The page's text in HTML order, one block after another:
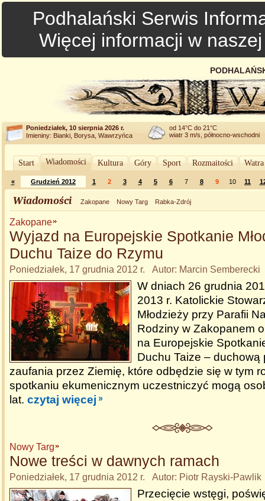
Podhalański Serwis
Więcej informacji w
Poniedziałek, 10 sierpnia 2026 r.
Imieniny: Bianki, Borysa, Wawrzyńca
od 14°C do 21°C
wiatr 3 m/s, północno-wschodni
Start Wiadomości Kultura Góry Sport Rozmaitości
« Grudzień 2012 1 2 3 4 5 6 7 8 9 10 11
Wiadomości Zakopane Nowy Targ Rabka-Zdrój
Zakopane
Wyjazd na Europejskie Spotkanie
Duchu Taize do Rzymu
Poniedziałek, 17 grudnia 2012 r. Autor: Marcin Semberecki
W dniach 26 grudnia
2013 r. Katolickie
Młodzieży przy Parafii
Rodziny w Zakopanem
na Europejskie
Duchu Taize – duchową
zaufania przez Ziemię, które odbędzie się w tym
spotkaniu ekumenicznym uczestniczyć mogą
lat. czytaj więcej
Nowy Targ
Nowe treści w dawnych ramach
Poniedziałek, 17 grudnia 2012 r. Autor: Piotr Rayski-Pawlik
Przecięcie wstęgi,